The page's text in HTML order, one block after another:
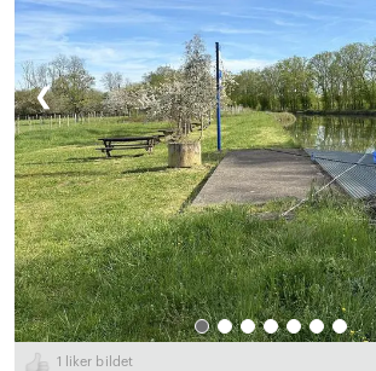
❮
1 liker bildet